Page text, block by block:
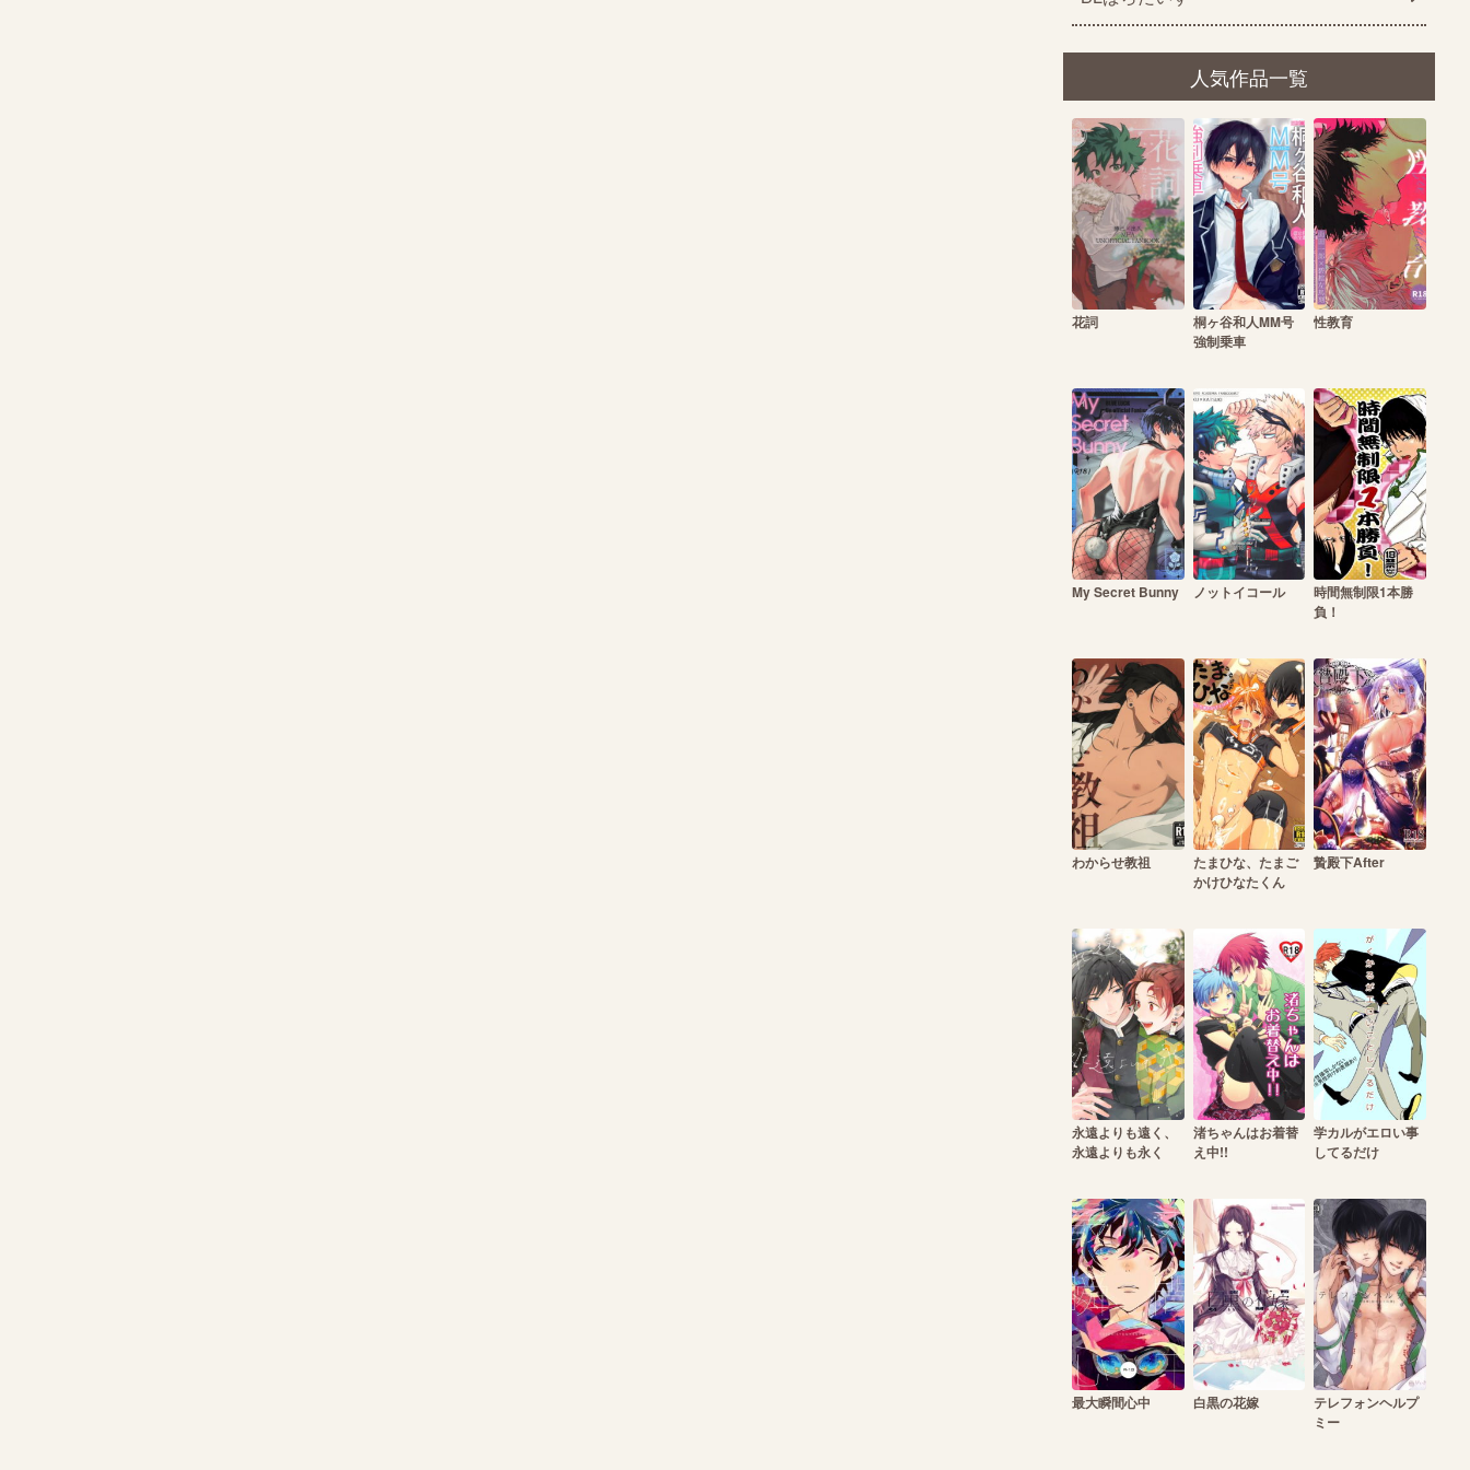
人気作品一覧
花詞
桐ヶ谷和人MM号
強制乗車
性教育
My Secret Bunny ノットイコール
時間無制限1本勝
負！
わからせ教祖
たまひな、たまご
かけひなたくん
贄殿下After
永遠よりも遠く、
永遠よりも永く
渚ちゃんはお着替
え中!!
学カルがエロい事
してるだけ
最大瞬間心中 白黒の花嫁
テレフォンヘルプ
ミー